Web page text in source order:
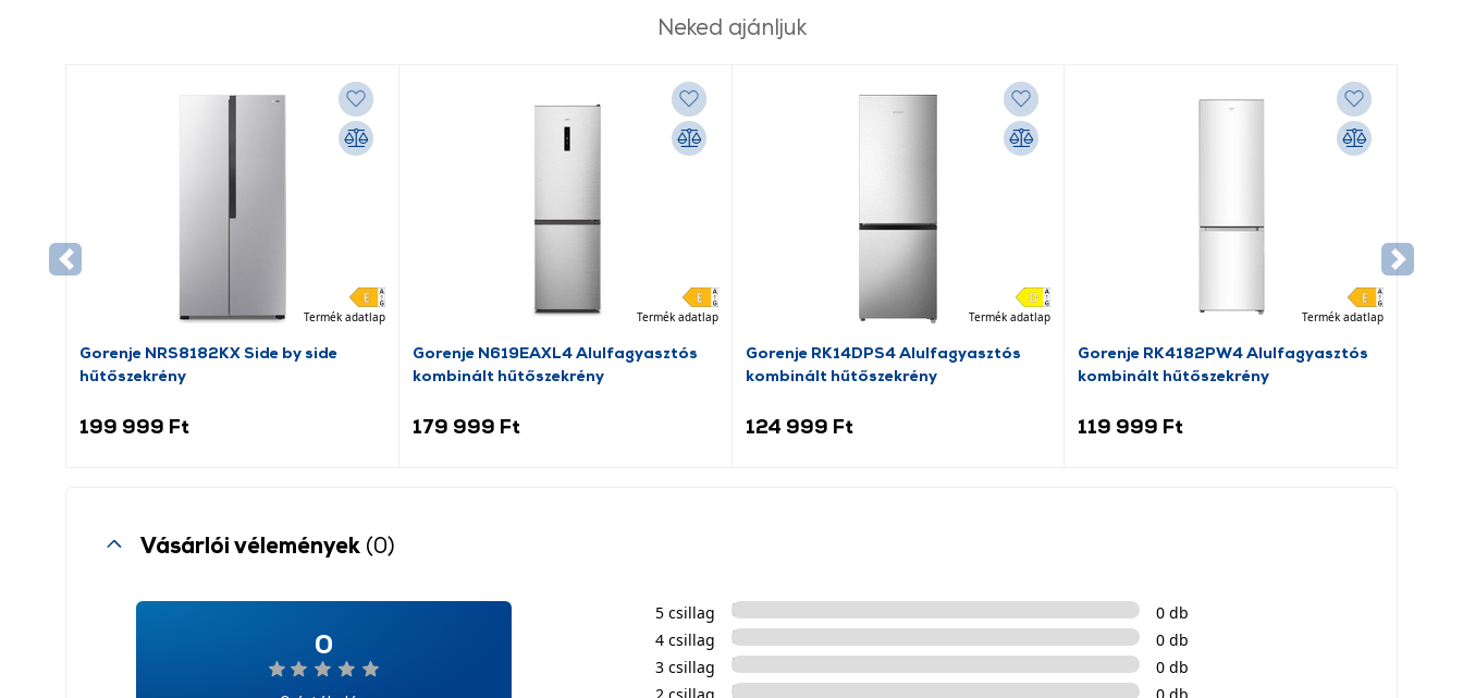
Neked ajánljuk
Termék adatlap
Gorenje NRS8182KX Side by side
hűtőszekrény
199 999 Ft
Termék adatlap
Gorenje N619EAXL4 Alulfagyasztós
kombinált hűtőszekrény
179 999 Ft
Termék adatlap
Gorenje RK14DPS4 Alulfagyasztós
kombinált hűtőszekrény
124 999 Ft
Termék adatlap
Gorenje RK4182PW4 Alulfagyasztós
kombinált hűtőszekrény
119 999 Ft
Vásárlói vélemények (0)
0
5 csillag
0 db
4 csillag
0 db
3 csillag
0 db